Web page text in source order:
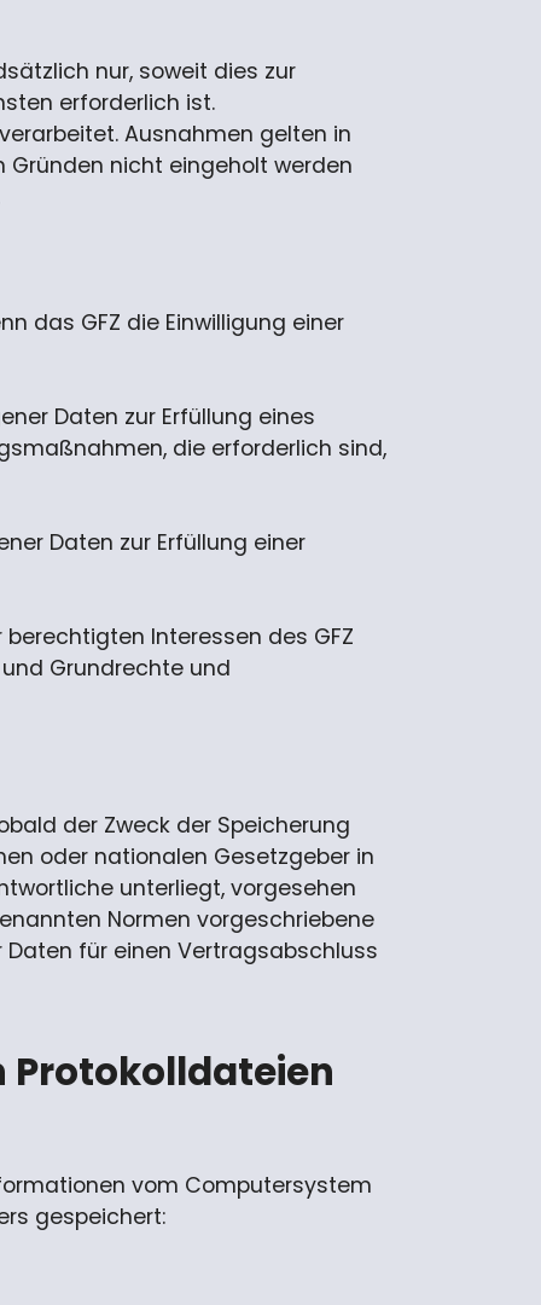
nur, soweit dies zur
erforderlich ist.
Ausnahmen gelten in
Gründen nicht eingeholt werden
das GFZ die Einwilligung einer
Daten zur Erfüllung eines
die erforderlich sind,
Daten zur Erfüllung einer
berechtigten Interessen des GFZ
Grundrechte und
der Zweck der Speicherung
oder nationalen Gesetzgeber in
unterliegt, vorgesehen
Normen vorgeschriebene
für einen Vertragsabschluss
Protokolldateien
vom Computersystem
gespeichert: